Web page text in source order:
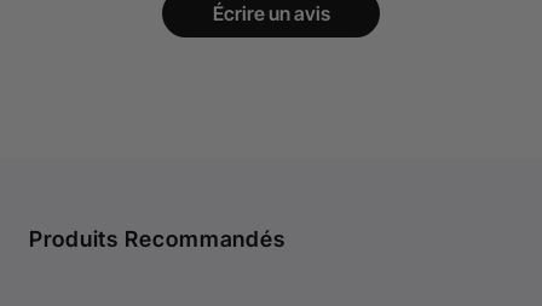
Écrire un avis
Produits Recommandés